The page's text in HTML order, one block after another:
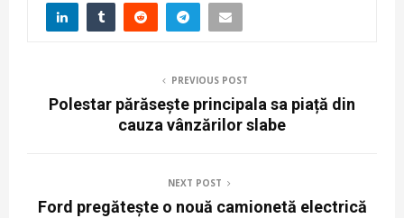
PREVIOUS POST
Polestar părăsește principala sa piață din
cauza vânzărilor slabe
NEXT POST
Ford pregătește o nouă camionetă electrică